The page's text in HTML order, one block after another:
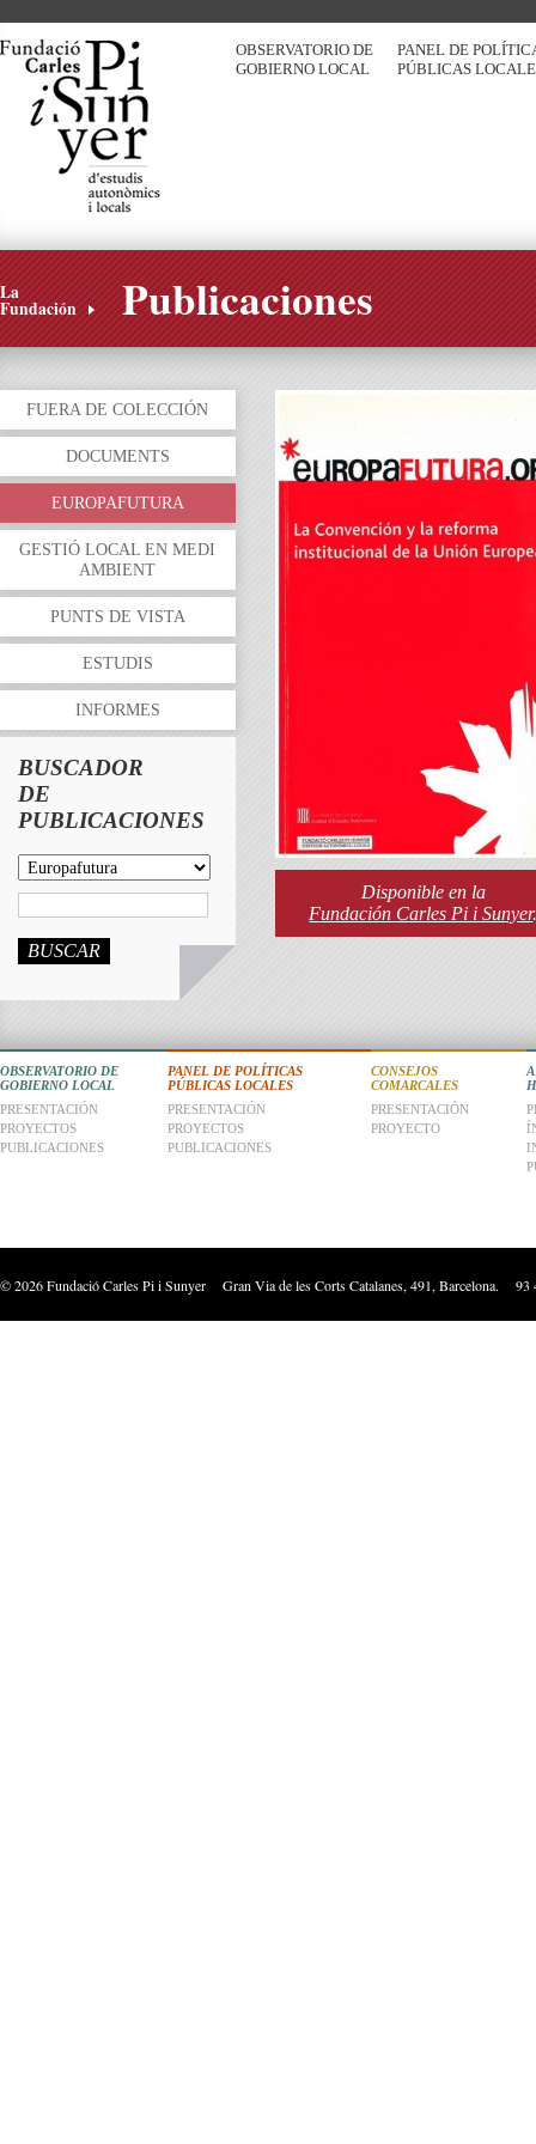
PANEL DE
PÚBLICAS
OBSERVATORIO DE
GOBIERNO LOCAL
La
Fundación Publicaciones
FUERA DE COLECCIÓN
DOCUMENTS
EUROPAFUTURA
GESTIÓ LOCAL EN MEDI
AMBIENT
PUNTS DE VISTA
ESTUDIS
INFORMES
BUSCADOR
DE
PUBLICACIONES
BUSCAR
Disponible en la
Fundación Carles Pi i Sunyer
CONSEJOS
COMARCALES
PRESENTACIÓN
PROYECTO
PANEL DE POLÍTICAS
PÚBLICAS LOCALES
PRESENTACIÓN
PROYECTOS
PUBLICACIONES
OBSERVATORIO DE
GOBIERNO LOCAL
PRESENTACIÓN
PROYECTOS
PUBLICACIONES
©2026Fundació Carles Pi i Sunyer Gran Via de les Corts Catalanes, 491, Barcelona.